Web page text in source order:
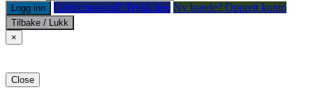
Logg inn Glemt passord? Trykk her. Ny kunde? Opprett konto
Tilbake / Lukk
×
Close